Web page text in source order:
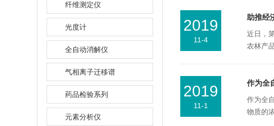
纤维测定仪
光度计
全自动消解仪
气相离子迁移谱
药品检验系列
元素分析仪
2019
11-4
助推经
近日
农林产
2019
11-1
作为全
作为全
物质的浓